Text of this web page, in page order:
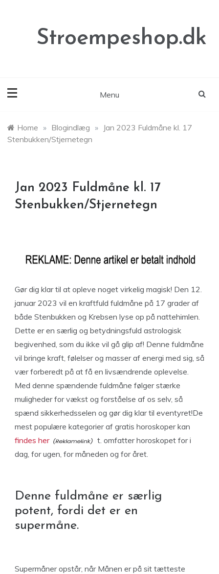
Stroempeshop.dk
Menu
Home » Blogindlæg » Jan 2023 Fuldmåne kl. 17
Stenbukken/Stjernetegn
Jan 2023 Fuldmåne kl. 17
Stenbukken/Stjernetegn
Gør dig klar til at opleve noget virkelig magisk! Den 12.
januar 2023 vil en kraftfuld fuldmåne på 17 grader af
både Stenbukken og Krebsen lyse op på nattehimlen.
Dette er en særlig og betydningsfuld astrologisk
begivenhed, som du ikke vil gå glip af! Denne fuldmåne
vil bringe kraft, følelser og masser af energi med sig, så
vær forberedt på at få en livsændrende oplevelse.
Med denne spændende fuldmåne følger stærke
muligheder for vækst og forståelse af os selv, så
spænd sikkerhedsselen og gør dig klar til eventyret!De
mest populære kategorier af gratis horoskoper kan
findes her
t. omfatter horoskopet for i
dag, for ugen, for måneden og for året.
Denne fuldmåne er særlig
potent, fordi det er en
supermåne.
Supermåner opstår, når Månen er på sit tætteste